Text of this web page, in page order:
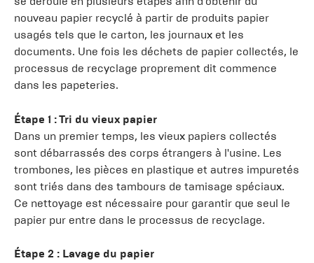
nouveau papier recyclé à partir de produits papier
usagés tels que le carton, les journaux et les
documents. Une fois les déchets de papier collectés, le
processus de recyclage proprement dit commence
dans les papeteries.
Étape 1 : Tri du vieux papier
Dans un premier temps, les vieux papiers collectés
sont débarrassés des corps étrangers à l'usine. Les
trombones, les pièces en plastique et autres impuretés
sont triés dans des tambours de tamisage spéciaux.
Ce nettoyage est nécessaire pour garantir que seul le
papier pur entre dans le processus de recyclage.
Étape 2 : Lavage du papier